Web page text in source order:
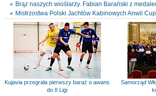
Brąz naszych wioślarzy. Fabian Barański z
Mistrzostwa Polski Jachtów Kabinowych Anwil
Kujavia przegrała pierwszy baraż o awans
do II Ligi
Samorząd